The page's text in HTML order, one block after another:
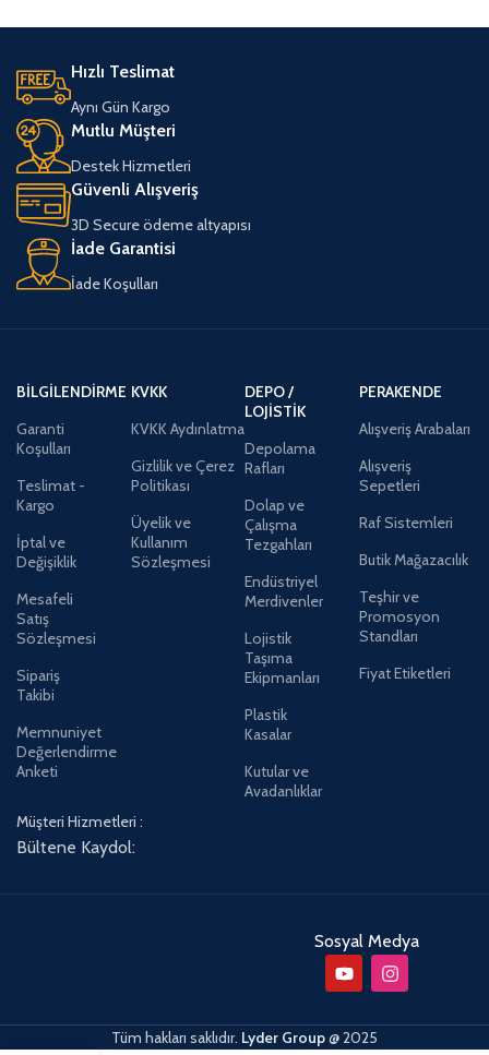
Hızlı Teslimat
Aynı Gün Kargo
Mutlu Müşteri
Destek Hizmetleri
Güvenli Alışveriş
3D Secure ödeme altyapısı
İade Garantisi
İade Koşulları
BILGILENDIRME
Garanti
Koşulları
Teslimat -
Kargo
İptal ve
Değişiklik
Mesafeli
Satış
Sözleşmesi
Sipariş
Takibi
Memnuniyet
Değerlendirme
Anketi
KVKK
KVKK Aydınlatma
Gizlilik ve Çerez
Politikası
Üyelik ve
Kullanım
Sözleşmesi
DEPO /
LOJISTIK
Depolama
Rafları
Dolap ve
Çalışma
Tezgahları
Endüstriyel
Merdivenler
Lojistik
Taşıma
Ekipmanları
Plastik
Kasalar
Kutular ve
Avadanlıklar
PERAKENDE
Alışveriş Arabaları
Alışveriş
Sepetleri
Raf Sistemleri
Butik Mağazacılık
Teşhir ve
Promosyon
Standları
Fiyat Etiketleri
Müşteri Hizmetleri :
Bültene Kaydol:
Sosyal Medya
Tüm hakları saklıdır. Lyder Group@2025